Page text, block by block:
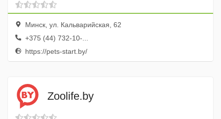
Минск, ул. Кальварийская, 62
+375 (44) 732-10-...
https://pets-start.by/
Zoolife.by